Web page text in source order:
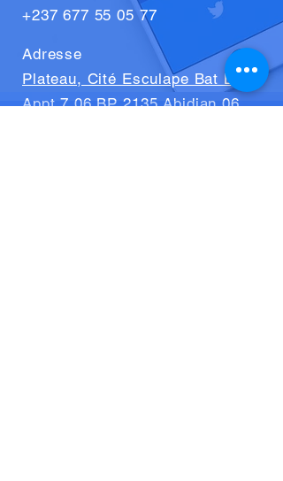
+237 677 55 05 77
Adresse
Plateau, Cité Esculape Bat B2
Appt 7 06 BP 2135 Abidjan 06